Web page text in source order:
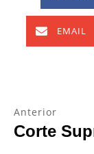
EMAIL
Anterior